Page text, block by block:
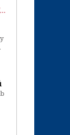
https://www.postovnimuzeum.cz/cs...